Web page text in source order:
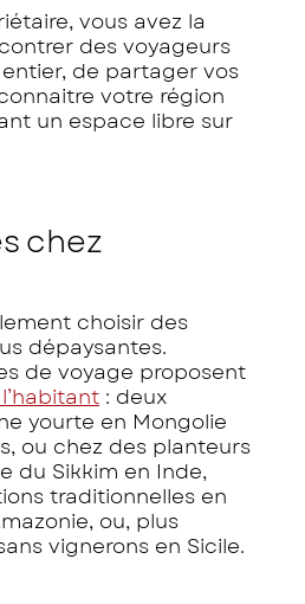
vous avez la
des voyageurs
de partager vos
votre région
un espace libre sur
chez
choisir des
dépaysantes.
de voyage proposent
: deux
yourte en Mongolie
ou chez des planteurs
du Sikkim en Inde,
traditionnelles en
ou, plus
vignerons en Sicile.